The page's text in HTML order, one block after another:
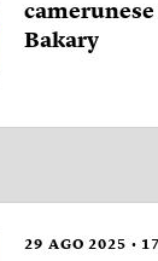
Bakary
29 AGO 2025